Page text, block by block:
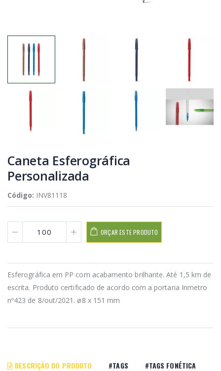
Caneta Esferográfica
Personalizada
Código: INV81118
ORÇAR ESTE PRODUTO
Esferográfica em PP com acabamento brilhante. Até 1,5 km de
escrita. Produto certificado de acordo com a portaria Inmetro
nº423 de 8/out/2021. ø8 x 151 mm
DESCRIÇÃO DO PRODUTO #TAGS
#TAGS FONÉTICA